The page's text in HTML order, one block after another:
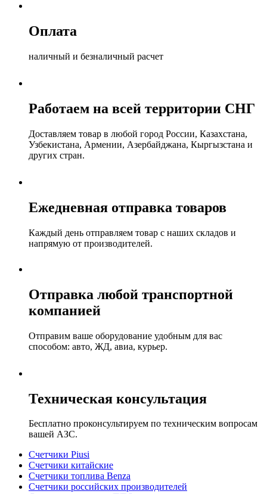
Оплата
наличный и безналичный расчет
Работаем на всей территории СНГ
Доставляем товар в любой город России, Казахстана,
Узбекистана, Армении, Азербайджана, Кыргызстана и
других стран.
Ежедневная отправка товаров
Каждый день отправляем товар с наших складов и
напрямую от производителей.
Отправка любой транспортной
компанией
Отправим ваше оборудование удобным для вас
способом: авто, ЖД, авиа, курьер.
Техническая консультация
Бесплатно проконсультируем по техническим вопросам
вашей АЗС.
Счетчики Piusi
Счетчики китайские
Счетчики топлива Benza
Счетчики российских производителей